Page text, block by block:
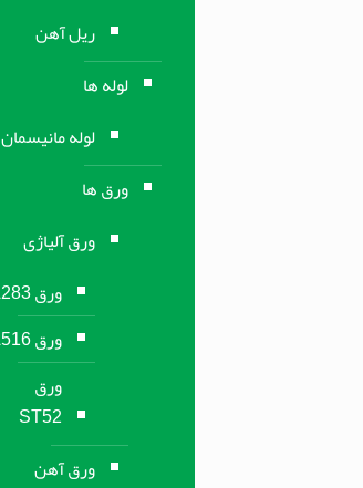
ریل آهن
لوله ها
لوله مانیسمان
ورق ها
ورق آلیاژی
ورق A283
ورق A516
ورق
ST52
ورق آهن